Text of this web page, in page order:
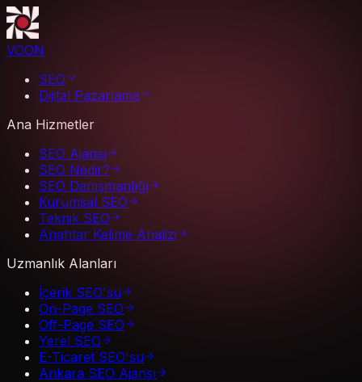
VOON
SEO
Dijital Pazarlama
Ana Hizmetler
SEO Ajansı
SEO Nedir?
SEO Danışmanlığı
Kurumsal SEO
Teknik SEO
Anahtar Kelime Analizi
Uzmanlık Alanları
İçerik SEO'su
On-Page SEO
Off-Page SEO
Yerel SEO
E-Ticaret SEO'su
Ankara SEO Ajansı